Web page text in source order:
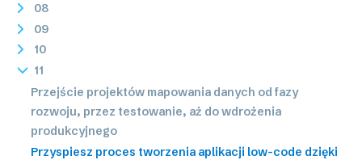
08
09
10
11
Przejście projektów mapowania danych od fazy
rozwoju, przez testowanie, aż do wdrożenia
produkcyjnego
Przyspiesz proces tworzenia aplikacji low-code dzięki